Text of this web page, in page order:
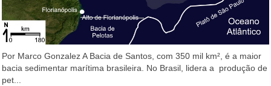
Por Marco Gonzalez A Bacia de Santos, com 350 mil km², é a maior
bacia sedimentar marítima brasileira. No Brasil, lidera a produção de
pet...